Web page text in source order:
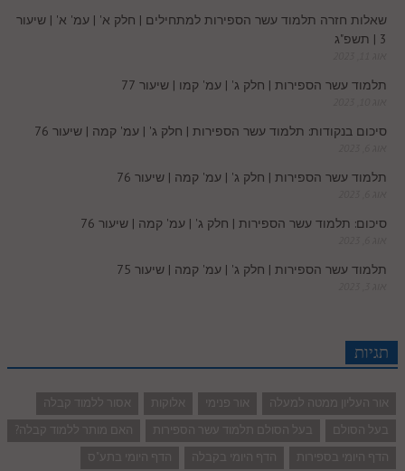
שאלות חזרה תלמוד עשר הספירות למתחילים | חלק א' | עמ' א' | שיעור
3 | תשפ"ג
תלמוד עשר הספירות | חלק ג' | עמ' קמו | שיעור 77
סיכום בנקודות: תלמוד עשר הספירות | חלק ג' | עמ' קמה | שיעור 76
תלמוד עשר הספירות | חלק ג' | עמ' קמה | שיעור 76
סיכום: תלמוד עשר הספירות | חלק ג' | עמ' קמה | שיעור 76
תלמוד עשר הספירות | חלק ג' | עמ' קמה | שיעור 75
תגיות
אור העליון ממטה למעלה אור פנימי אלוקות
אסור ללמוד קבלה
בעל הסולם
בעל הסולם תלמוד עשר הספירות
האם מותר ללמוד קבלה?
הדף היומי בספירות
הדף היומי בקבלה
הדף היומי בתע"ס